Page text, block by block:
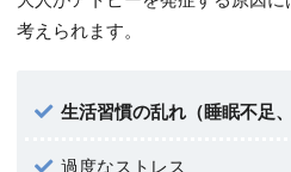
考えられます。
生活習慣の乱れ（睡眠不足
過度なストレス